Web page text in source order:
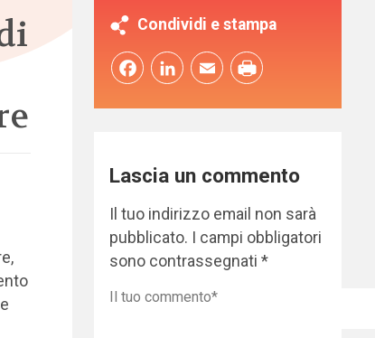
Condividi e stampa
FacebookLinkedInEmail
Lascia un commento
Il tuo indirizzo email non sarà
pubblicato. I campi obbligatori
sono contrassegnati*